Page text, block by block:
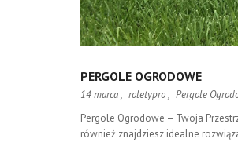
PERGOLE OGRODOWE
14 marca , roletypro, Pergole
Pergole Ogrodowe – Twoja
również znajdziesz idealne